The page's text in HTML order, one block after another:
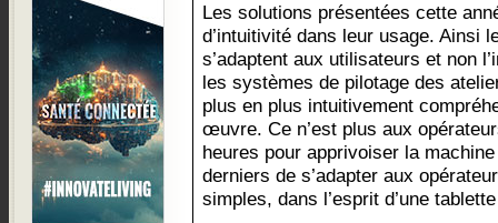
Les solutions présentées cette
d’intuitivité dans leur usage. Ainsi
s’adaptent aux utilisateurs et non
les systèmes de pilotage des
plus en plus intuitivement
œuvre. Ce n’est plus aux
heures pour apprivoiser la
derniers de s’adapter aux
simples, dans l’esprit d’une